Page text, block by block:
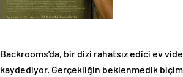
Backrooms'da, bir dizi rahatsız edici ev
kaydediyor. Gerçekliğin beklenmedik